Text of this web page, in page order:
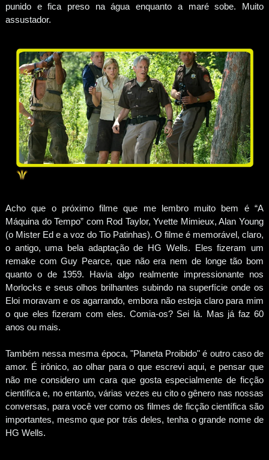
punido e fica preso na água enquanto a maré sobe. Muito
assustador.
Acho que o próximo filme que me lembro muito bem é “A
Máquina do Tempo” com Rod Taylor, Yvette Mimieux, Alan Young
(o Mister Ed e a voz do Tio Patinhas). O filme é memorável, claro,
o antigo, uma bela adaptação de HG Wells. Eles fizeram um
remake com Guy Pearce, que não era nem de longe tão bom
quanto o de 1959. Havia algo realmente impressionante nos
Morlocks e seus olhos brilhantes subindo na superfície onde os
Eloi moravam e os agarrando, embora não esteja claro para mim
o que eles fizeram com eles. Comia-os? Sei lá. Mas já faz 60
anos ou mais.
Também nessa mesma época, "Planeta Proibido" é outro caso de
amor. É irônico, ao olhar para o que escrevi aqui, e pensar que
não me considero um cara que gosta especialmente de ficção
científica e, no entanto, várias vezes eu cito o gênero nas nossas
conversas, para você ver como os filmes de ficção científica são
importantes, mesmo que por trás deles, tenha o grande nome de
HG Wells.